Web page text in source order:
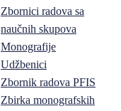
Zbornici radova sa
naučnih skupova
Monografije
Udžbenici
Zbornik radova PFIS
Zbirka monografskih